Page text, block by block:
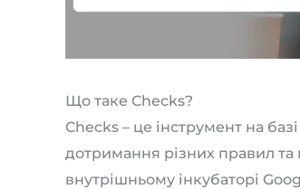
Що таке Checks?
Checks – це інструмент на
дотримання різних правил
внутрішньому інкубаторі